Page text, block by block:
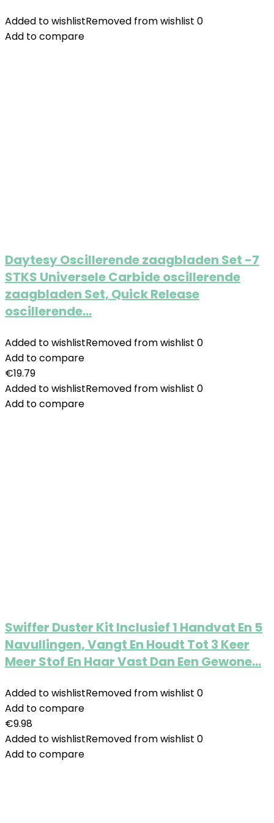
Added to wishlistRemoved from wishlist 0
Add to compare
Daytesy Oscillerende zaagbladen Set -7
STKS Universele Carbide oscillerende
zaagbladen Set, Quick Release
oscillerende…
Added to wishlistRemoved from wishlist 0
Add to compare
€19.79
Added to wishlistRemoved from wishlist 0
Add to compare
Swiffer Duster Kit Inclusief 1 Handvat En 5
Navullingen, Vangt En Houdt Tot 3 Keer
Meer Stof En Haar Vast Dan Een Gewone…
Added to wishlistRemoved from wishlist 0
Add to compare
€9.98
Added to wishlistRemoved from wishlist 0
Add to compare